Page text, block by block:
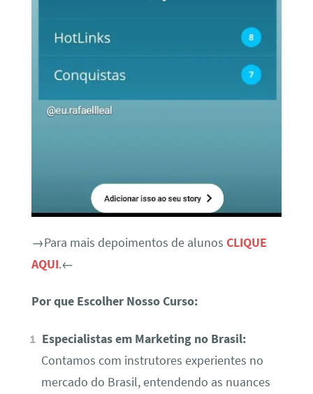
→Para mais depoimentos de alunos CLIQUE
AQUI.←
Por que Escolher Nosso Curso:
Especialistas em Marketing no Brasil:
Contamos com instrutores experientes no
mercado do Brasil, entendendo as nuances